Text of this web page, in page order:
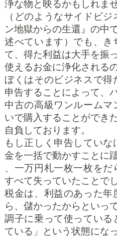
浄な物と映るかもしれま
（どのようなサイドビ
ン地獄からの生還』の中
述べています）でも、
て、得た利益は大手を振
使えるお金に浄化される
ぼくはそのビジネスで
申告することによって、
中古の高級ワンルーム
いで購入することができ
自負しております。
もし正しく申告してい
金を一括で動かすことに
、一万円札一枚一枚を
すべて失っていたことで
税金は、利益のあった
ら、儲かったからといっ
調子に乗って使ってい
ている」という状態にな